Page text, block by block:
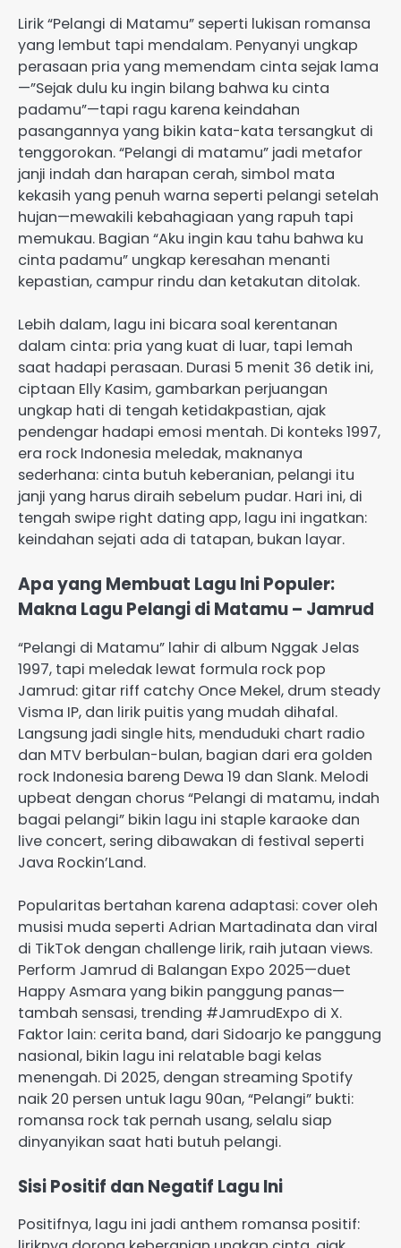
Lirik “Pelangi di Matamu” seperti lukisan romansa
yang lembut tapi mendalam. Penyanyi ungkap
perasaan pria yang memendam cinta sejak lama
—”Sejak dulu ku ingin bilang bahwa ku cinta
padamu”—tapi ragu karena keindahan
pasangannya yang bikin kata-kata tersangkut di
tenggorokan. “Pelangi di matamu” jadi metafor
janji indah dan harapan cerah, simbol mata
kekasih yang penuh warna seperti pelangi setelah
hujan—mewakili kebahagiaan yang rapuh tapi
memukau. Bagian “Aku ingin kau tahu bahwa ku
cinta padamu” ungkap keresahan menanti
kepastian, campur rindu dan ketakutan ditolak.
Lebih dalam, lagu ini bicara soal kerentanan
dalam cinta: pria yang kuat di luar, tapi lemah
saat hadapi perasaan. Durasi 5 menit 36 detik ini,
ciptaan Elly Kasim, gambarkan perjuangan
ungkap hati di tengah ketidakpastian, ajak
pendengar hadapi emosi mentah. Di konteks 1997,
era rock Indonesia meledak, maknanya
sederhana: cinta butuh keberanian, pelangi itu
janji yang harus diraih sebelum pudar. Hari ini, di
tengah swipe right dating app, lagu ini ingatkan:
keindahan sejati ada di tatapan, bukan layar.
Apa yang Membuat Lagu Ini Populer:
Makna Lagu Pelangi di Matamu – Jamrud
“Pelangi di Matamu” lahir di album Nggak Jelas
1997, tapi meledak lewat formula rock pop
Jamrud: gitar riff catchy Once Mekel, drum steady
Visma IP, dan lirik puitis yang mudah dihafal.
Langsung jadi single hits, menduduki chart radio
dan MTV berbulan-bulan, bagian dari era golden
rock Indonesia bareng Dewa 19 dan Slank. Melodi
upbeat dengan chorus “Pelangi di matamu, indah
bagai pelangi” bikin lagu ini staple karaoke dan
live concert, sering dibawakan di festival seperti
Java Rockin’Land.
Popularitas bertahan karena adaptasi: cover oleh
musisi muda seperti Adrian Martadinata dan viral
di TikTok dengan challenge lirik, raih jutaan views.
Perform Jamrud di Balangan Expo 2025—duet
Happy Asmara yang bikin panggung panas—
tambah sensasi, trending #JamrudExpo di X.
Faktor lain: cerita band, dari Sidoarjo ke panggung
nasional, bikin lagu ini relatable bagi kelas
menengah. Di 2025, dengan streaming Spotify
naik 20 persen untuk lagu 90an, “Pelangi” bukti:
romansa rock tak pernah usang, selalu siap
dinyanyikan saat hati butuh pelangi.
Sisi Positif dan Negatif Lagu Ini
Positifnya, lagu ini jadi anthem romansa positif: